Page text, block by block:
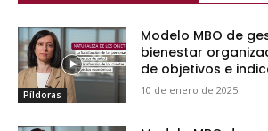
Píldoras
Modelo MBO de
bienestar
de objetivos e
10 de enero de 2025